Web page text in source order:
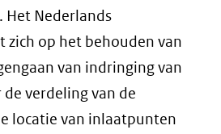
Het Nederlands
zich op het behouden van
van indringing van
verdeling van de
locatie van inlaatpunten